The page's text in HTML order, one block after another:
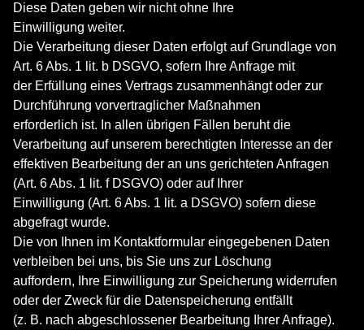
Diese Daten geben wir nicht ohne Ihre
Einwilligung weiter.
Die Verarbeitung dieser Daten erfolgt auf Grundlage von
Art. 6 Abs. 1 lit. b DSGVO, sofern Ihre Anfrage mit
der Erfüllung eines Vertrags zusammenhängt oder zur
Durchführung vorvertraglicher Maßnahmen
erforderlich ist. In allen übrigen Fällen beruht die
Verarbeitung auf unserem berechtigten Interesse an der
effektiven Bearbeitung der an uns gerichteten Anfragen
(Art. 6 Abs. 1 lit. f DSGVO) oder auf Ihrer
Einwilligung (Art. 6 Abs. 1 lit. a DSGVO) sofern diese
abgefragt wurde.
Die von Ihnen im Kontaktformular eingegebenen Daten
verbleiben bei uns, bis Sie uns zur Löschung
auffordern, Ihre Einwilligung zur Speicherung widerrufen
oder der Zweck für die Datenspeicherung entfällt
(z. B. nach abgeschlossener Bearbeitung Ihrer Anfrage).